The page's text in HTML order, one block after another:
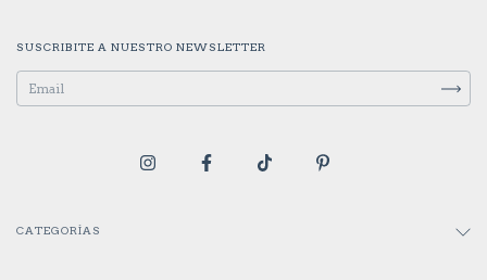
SUSCRIBITE A NUESTRO NEWSLETTER
CATEGORÍAS